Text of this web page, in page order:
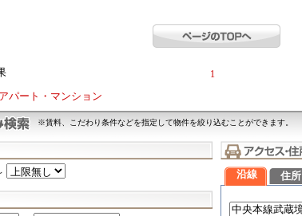
1
アパート・マンション
※賃料、こだわり条件などを指定して物件を絞り込むことができます。
沿線 住所